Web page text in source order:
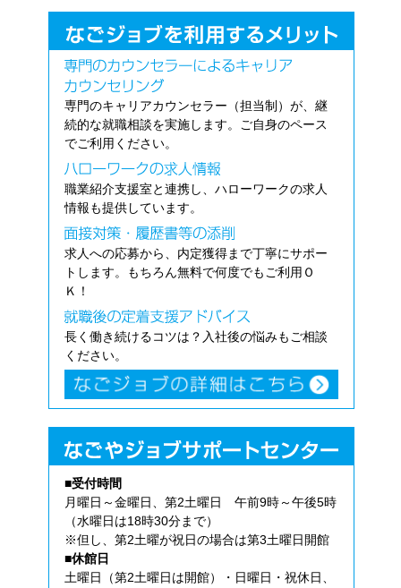
専門のキャリアカウンセラー（担当制）が、継
続的な就職相談を実施します。ご自身のペース
でご利用ください。
職業紹介支援室と連携し、ハローワークの求人
情報も提供しています。
求人への応募から、内定獲得まで丁寧にサポー
トします。もちろん無料で何度でもご利用Ｏ
Ｋ！
長く働き続けるコツは？入社後の悩みもご相談
ください。
■受付時間
月曜日～金曜日、第2土曜日 午前9時～午後5時
（水曜日は18時30分まで）
※但し、第2土曜が祝日の場合は第3土曜日開館
■休館日
土曜日（第2土曜日は開館）・日曜日・祝休日、